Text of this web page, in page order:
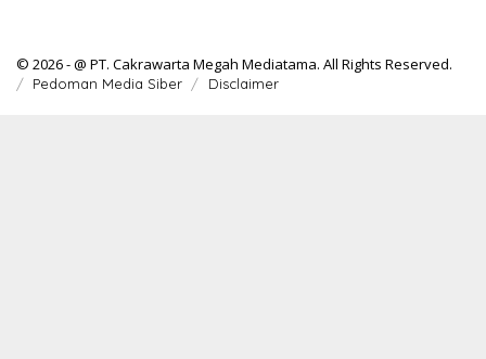
© 2026 - @ PT. Cakrawarta Megah Mediatama. All Rights Reserved.
Pedoman Media Siber Disclaimer